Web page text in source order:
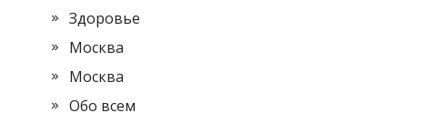
Здоровье
Москва
Москва
Обо всем